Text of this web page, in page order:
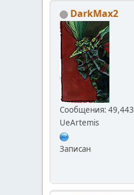
DarkMax2
Сообщения: 49,443
UeArtemis
Записан